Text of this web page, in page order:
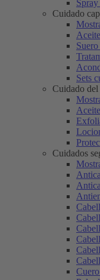
Cuidado
Sets
Cuidado
Cuidados